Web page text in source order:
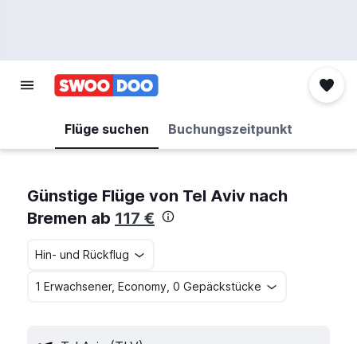
Flüge suchen Buchungszeitpunkt
Günstige Flüge von Tel Aviv nach
Bremen ab 117 €
Hin- und Rückflug
1 Erwachsener, Economy, 0 Gepäckstücke